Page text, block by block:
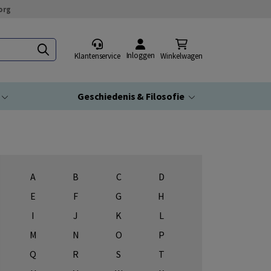
Klantenservice Inloggen Winkelwagen
Geschiedenis & Filosofie
A B C
D
E
F G
H
I
J K
L
M
N O
P
Q
R S
T